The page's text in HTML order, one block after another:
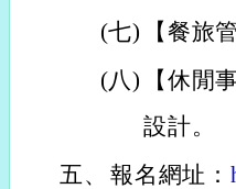
(七)
【餐旅
(八)
【休閒
設計。
五、 報名網址：